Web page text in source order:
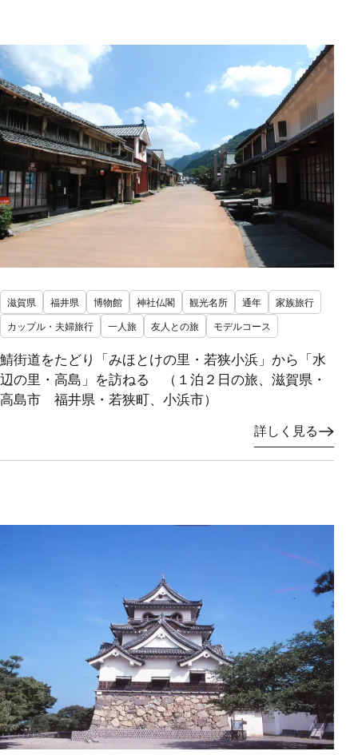
滋賀県 福井県 博物館 神社仏閣 観光名所 通年
家族旅行
カップル・夫婦旅行
一人旅 友人との旅 モデルコース
鯖街道をたどり「みほとけの里・若狭小浜」から「水
辺の里・高島」を訪ねる （１泊２日の旅、滋賀県・
高島市 福井県・若狭町、小浜市）
詳しく見る